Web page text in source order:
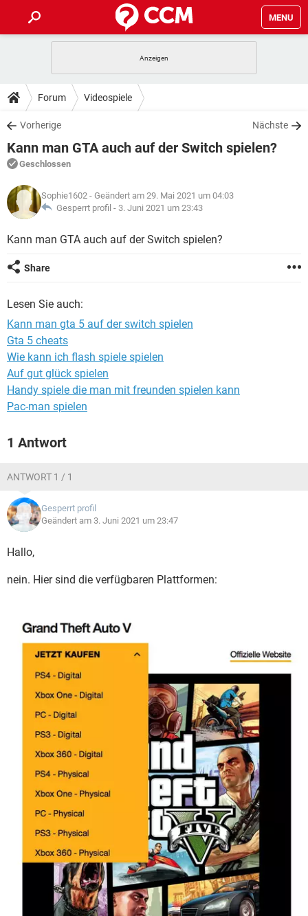
MENU
ANDROID
WINDOWS 10
WHATSAPP TIKTOK
FACEBOOK
TIPPS & TRICKS
SPIELE
WINDOWS 10
WHATSAPP
FACEBOOK HARDWARE
DOWNLOADS
SPIELE STREAMING
ANDROID
WINDOWS 10 INSTAGRAM
WHATSAPP
FACEBOOK HARDWARE
FORUM
SPIELE
ANDROID IOS
LEXIKON
SPIELE
ANDROID IOS
WINDOWS 10
Forum Videospiele
Vorherige Nächste
Kann man GTA auch auf der Switch spielen?
Geschlossen
Sophie1602 - Geändert am 29. Mai 2021 um 04:03
Gesperrt profil - 3. Juni 2021 um 23:43
Kann man GTA auch auf der Switch spielen?
Share
Lesen Sie auch:
Kann man gta 5 auf der switch spielen
Gta 5 cheats
Wie kann ich flash spiele spielen
Auf gut glück spielen
Handy spiele die man mit freunden spielen kann
Pac-man spielen
1 Antwort
ANTWORT 1 / 1
Gesperrt profil
Geändert am 3. Juni 2021 um 23:47
Hallo,
nein. Hier sind die verfügbaren Plattformen: